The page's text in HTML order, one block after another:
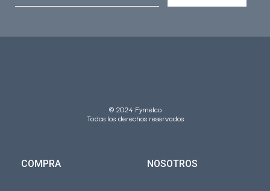
© 2024 Fymelco
Todos los derechos reservados
COMPRA NOSOTROS